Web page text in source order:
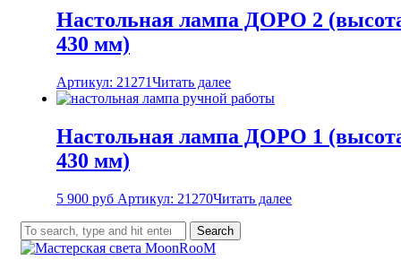
Настольная лампа ДОРО 2
430 мм)
Артикул: 21271Читать далее
Настольная лампа ДОРО 1
430 мм)
5 900 руб Артикул: 21270Читать далее
Search